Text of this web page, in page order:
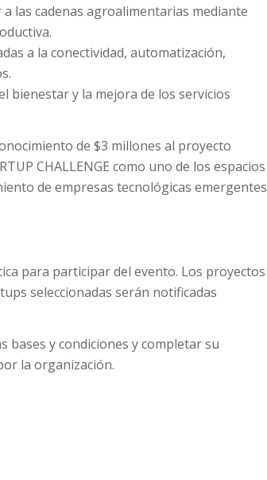
las cadenas agroalimentarias mediante
a la conectividad, automatización,
bienestar y la mejora de los servicios
de $3 millones al proyecto
CHALLENGE como uno de los espacios
de empresas tecnológicas emergentes
para participar del evento. Los proyectos
seleccionadas serán notificadas
bases y condiciones y completar su
la organización.